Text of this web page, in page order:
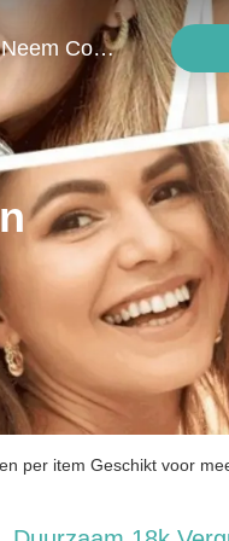
Neem Contact Met Ons Op
per item Geschikt voor